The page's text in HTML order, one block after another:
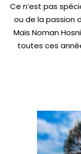
Ce n’est pas
ou de la passion
Mais Noman
toutes ces